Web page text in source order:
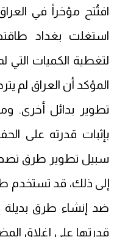
افتُتح مؤخراً في
استغلت بغداد
لتغطية الكميات التي
المؤكد أن العراق لم
تطوير بدائل أخرى.
بإثبات قدرته على
سبيل تطوير طرق
إلى ذلك، قد تستخدم
ضد إنشاء طرق
قدرتها على إغلاق